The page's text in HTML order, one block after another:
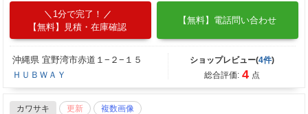
1分で完了！
【無料】見積・在庫確認
【無料】電話問い合わせ
沖縄県 宜野湾市赤道１−２−１５
ＨＵＢＷＡＹ
ショップレビュー(4件)
総合評価: 4 点
カワサキ 更新 複数画像